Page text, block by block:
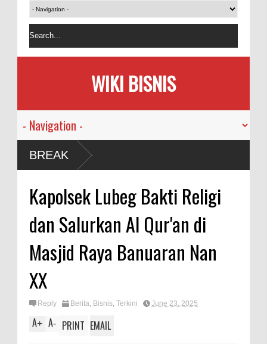
WIKI BISNIS
BREAK
Kapolsek Lubeg Bakti Religi
dan Salurkan Al Qur'an di
Masjid Raya Banuaran Nan
XX
Reply Berita, Bisnis, Terkini June 23, 2025
A+ A- PRINT EMAIL